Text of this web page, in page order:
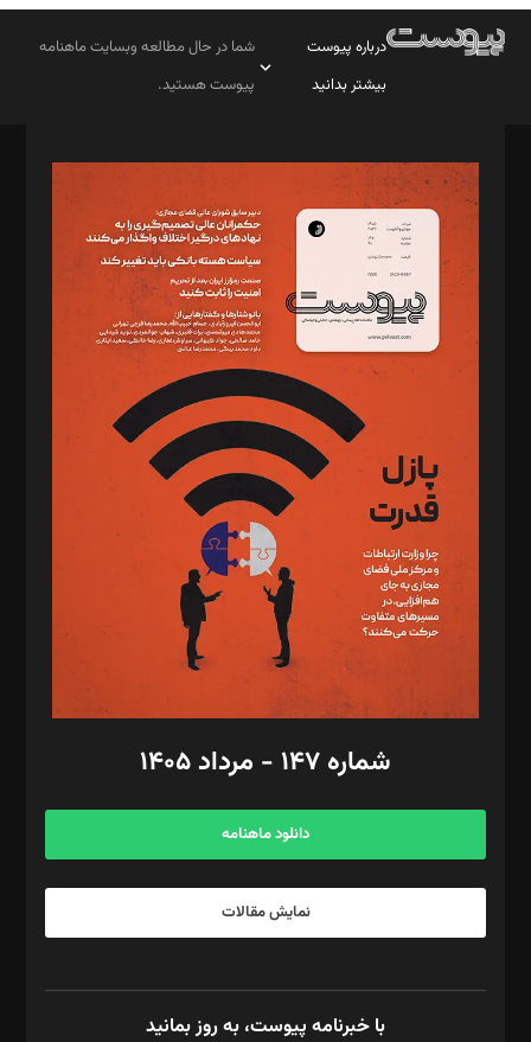
درباره پیوست
بیشتر بدانید
شما در حال مطالعه وبسایت ماهنامه
پیوست هستید.
مدیر مسئول: محمدباقر اثنی‌عشری
سردبیر: مهرک محمودی
دبیر تحریریه: میثم قاسمی
د‌بیر ناداستان: سمانه سمیع
د‌بیر خدمت و تجارت: ابوالفضل رجبی
د‌بیر حقوق فناوری: حسام‌الدین ایپکچی
د‌بیر پیوست جهان: مینا پاکدل
د‌بیر تحریریه آنلاین: بابک نقاش
تحریریه‌: مجتبی محمود‌ی، آرش برهمند، یسنا امان‌پور، سروش کرمیان،
مصطفی مسجدی آرانی، ابوالفضل رجبی، زهرا فکرانه، فائزه فتحی
رستمی،مصطفی باستان
ویرایش: نگار استاد‌‌آقا
طراح یونیفرم: مجید توکلی
فیلمبرداری و عکاسی: امیر شفیعی، مانی لطفی زاده
گرافیک و صفحه‌آرایی: سید‌سبحان‌علی ثابت
مد‌یر توسعه تجاری: کامبیز برید‌
امور مالی: شاپور رهبری، محمد‌ کاظمی‌نیا
آگهی و مشترکین: ۰۹۱۹۹۹۹۰۴۵۴
شماره ۱۴۷ - مرداد ۱۴۰۵
دانلود ماهنامه
نمایش مقالات
با خبرنامه پیوست، به روز بمانید